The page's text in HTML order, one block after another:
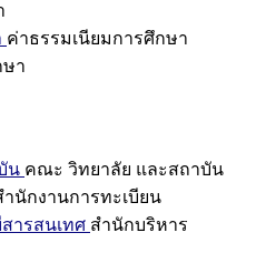
ค่าธรรมเนียมการศึกษา
า
น คณะ วิทยาลัย และสถาบัน
ำนักงานการทะเบียน
ารสนเทศ สำนักบริหาร